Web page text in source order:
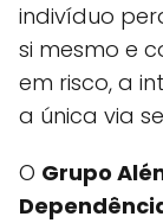
indivíduo
si mesmo e
em risco, a
a única via
O Grupo